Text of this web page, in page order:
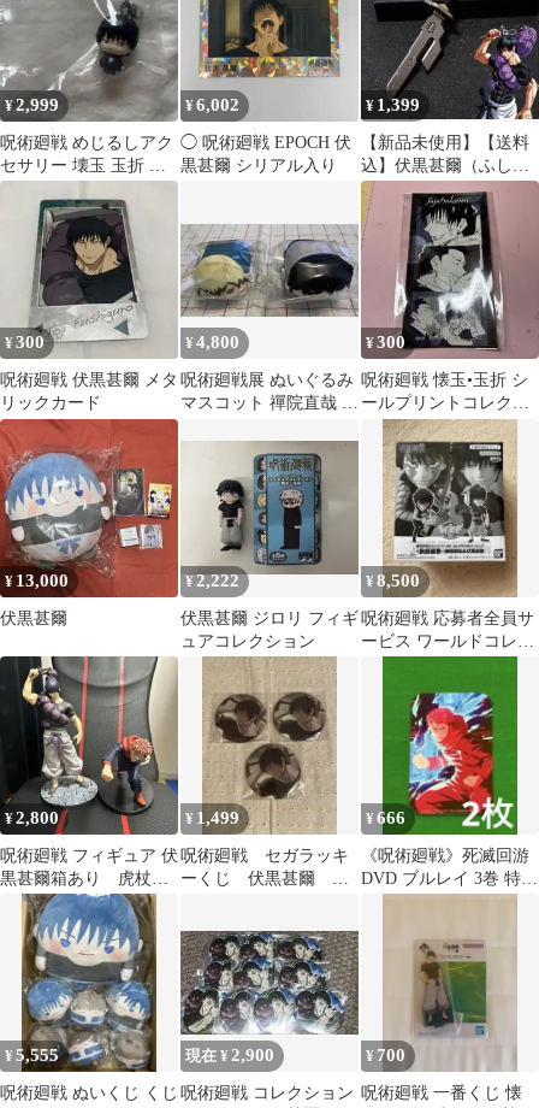
¥2,999
呪術廻戦 めじるしアク
セサリー 壊玉 玉折 伏
黒甚爾
¥6,002
◯ 呪術廻戦 EPOCH 伏
黒甚爾 シリアル入り
¥ 1,399
【新品未使用】【送料
込】伏黒甚爾（ふしぐ
ろとうじ） 呪具 天逆鉾
キーホルダー×❶
¥300
呪術廻戦 伏黒甚爾 メタ
リックカード
¥4,800
呪術廻戦展 ぬいぐるみ
マスコット 禪院直哉 伏
¥300
呪術廻戦 懐玉•玉折 シ
ールプリントコレクシ
ョン 伏黒甚爾& 孔時雨
¥ 13,000
伏黒甚爾
¥2,222
伏黒甚爾 ジロリ フィギ
ュアコレクション
¥8,500
呪術廻戦 応募者全員サ
ービス ワールドコレク
¥2,800
呪術廻戦 フィギュア 伏
黒甚爾箱あり 虎杖悠
¥ 1,499
呪術廻戦 セガラッキ
ーくじ 伏黒甚爾 缶
¥666
《呪術廻戦》死滅回游
DVD ブルレイ 3巻 特典
¥5,555
呪術廻戦 ぬいくじ くじ
現在 ¥ 2,900
呪術廻戦 コレクション
¥ 700
呪術廻戦 一番くじ 懐